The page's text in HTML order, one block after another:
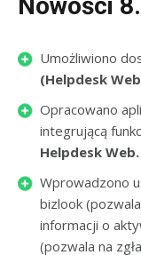
Umożliwiono
(Helpdesk
Opracowano
integrującą
Helpdesk Web.
Wprowadzono
bizlook
informacji o
(pozwala na